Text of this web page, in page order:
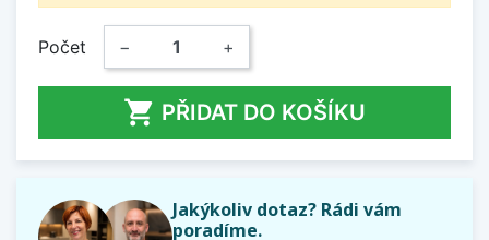
Počet − +
 PŘIDAT DO KOŠÍKU
Jakýkoliv dotaz? Rádi vám
poradíme.